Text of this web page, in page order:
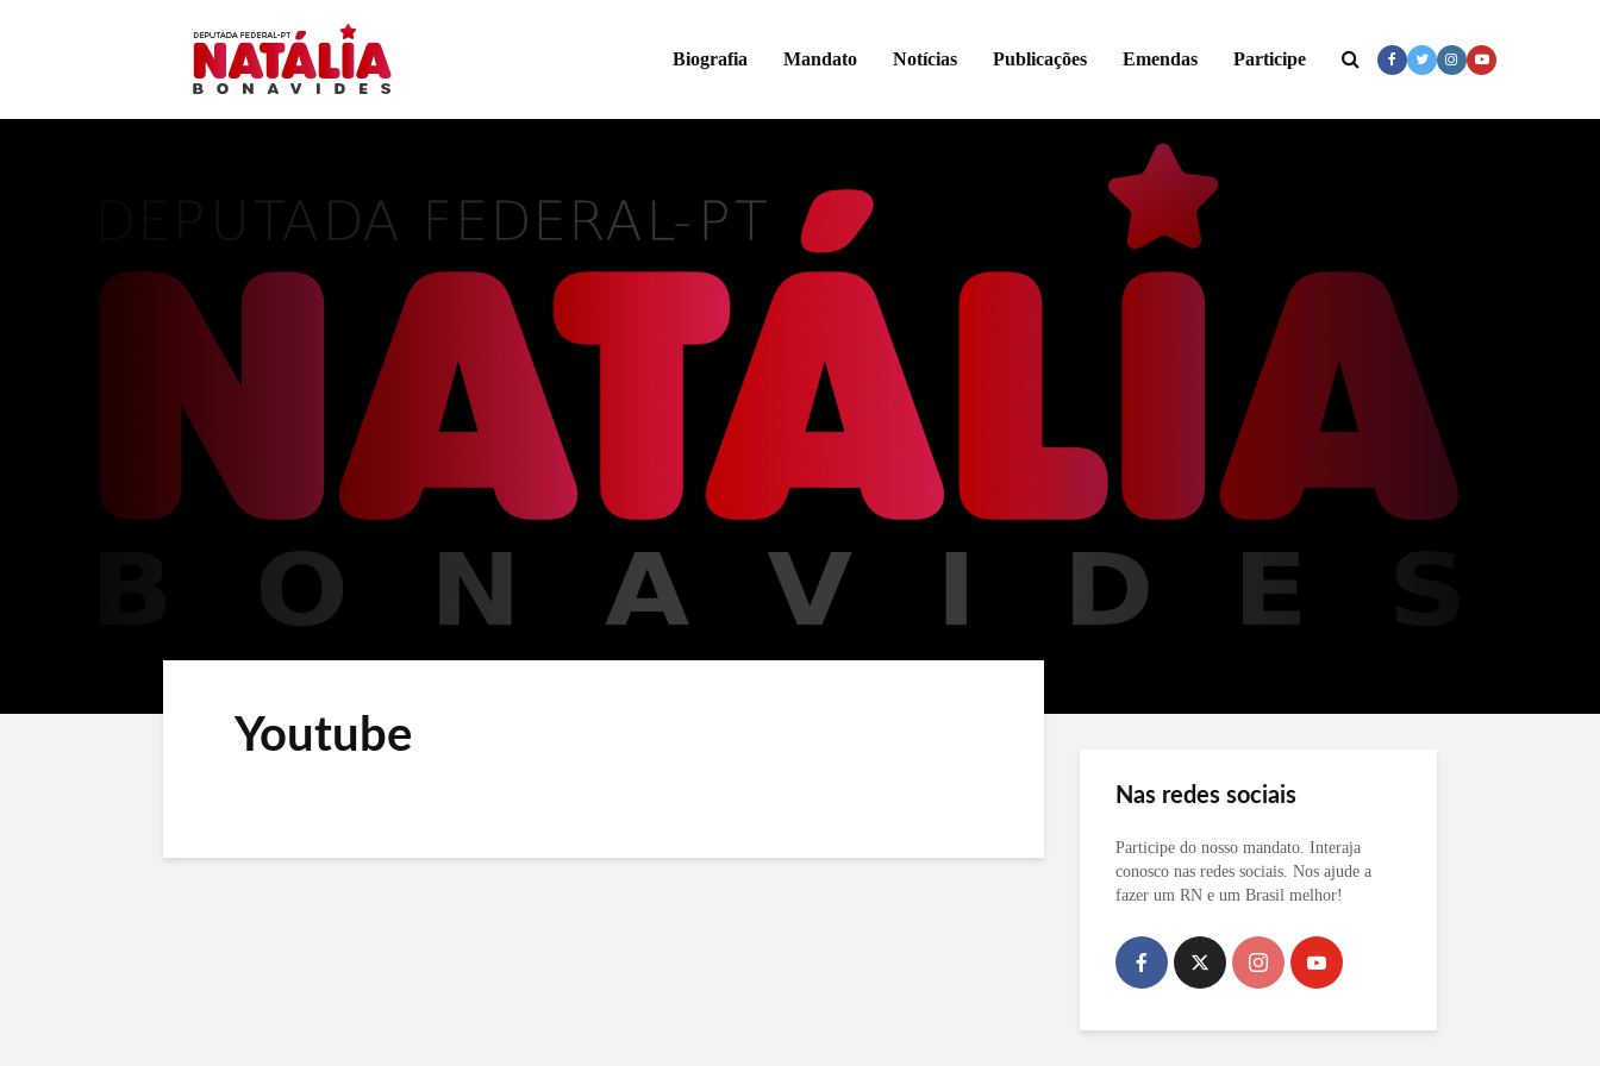
Biografia Mandato Notícias Publicações Emendas Participe
Youtube
Nas redes sociais
Participe do nosso mandato. Interaja
conosco nas redes sociais. Nos ajude a
fazer um RN e um Brasil melhor!